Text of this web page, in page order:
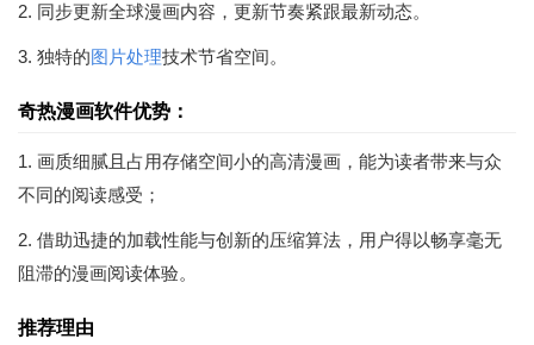
2. 同步更新全球漫画内容，更新节奏紧跟最新动态。
3. 独特的图片处理技术节省空间。
奇热漫画软件优势：
1. 画质细腻且占用存储空间小的高清漫画，能为读者带来与众
不同的阅读感受；
2. 借助迅捷的加载性能与创新的压缩算法，用户得以畅享毫无
阻滞的漫画阅读体验。
推荐理由